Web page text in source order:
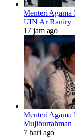
Menteri Agama
UIN Ar-Raniry
17 jam ago
Menteri Agama
Mujiburrahman
7 hari ago